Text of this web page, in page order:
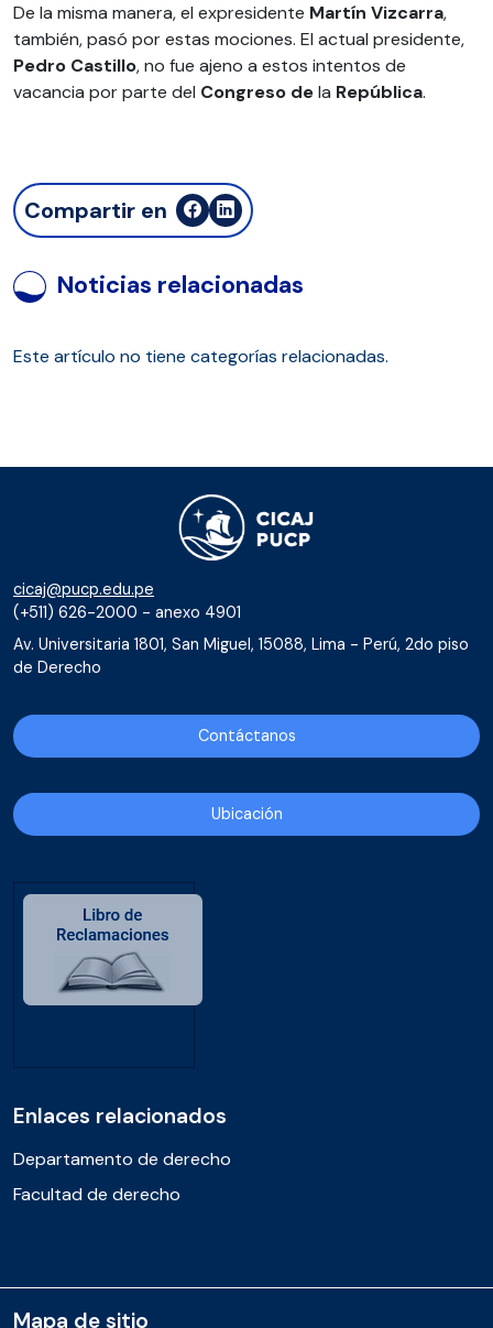
De la misma manera, el expresidente Martín Vizcarra,
también, pasó por estas mociones. El actual presidente,
Pedro Castillo, no fue ajeno a estos intentos de
vacancia por parte del Congreso dela República.
Compartir en
Noticias relacionadas
Este artículo no tiene categorías relacionadas.
cicaj@pucp.edu.pe
(+511) 626-2000 - anexo 4901
Av. Universitaria 1801, San Miguel, 15088, Lima - Perú, 2do piso
de Derecho
Contáctanos
Ubicación
Enlaces relacionados
Departamento de derecho
Facultad de derecho
Mapa de sitio